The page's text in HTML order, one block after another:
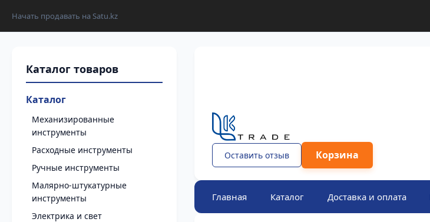
Начать продавать на Satu.kz
Каталог
Механизированные
инструменты
Расходные инструменты
Ручные инструменты
Малярно-штукатурные
инструменты
Электрика и свет
Оставить отзыв Корзина
Главная Каталог Доставка и оплата